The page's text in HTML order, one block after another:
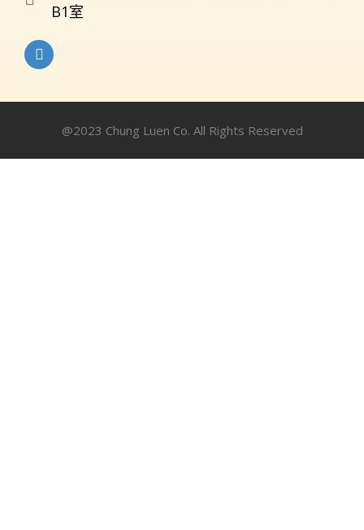
B1室
@2023 Chung Luen Co. All Rights Reserved